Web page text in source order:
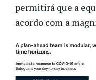
permitirá que a
acordo com a